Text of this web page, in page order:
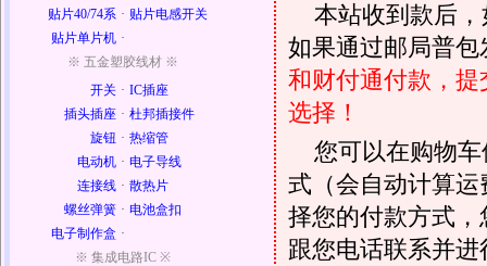
贴片40/74系 · 贴片电感开关
贴片单片机 ·
※ 五金塑胶线材 ※
开关 · IC插座
插头插座 · 杜邦插接件
旋钮 · 热缩管
电动机 · 电子导线
连接线 · 散热片
螺丝弹簧 · 电池盒扣
电子制作盒 ·
※ 集成电路IC ※
本站收到款后
如果通过邮局普包
和财付通付款，
选择！
您可以在购物
式（会自动计算
择您的付款方式
跟您电话联系并